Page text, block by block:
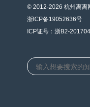
© 2012-2026 杭州离离
浙ICP备19052636号
ICP证号：浙B2-